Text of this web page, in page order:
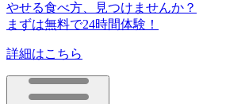
やせる食べ方、見つけませんか？
まずは無料で24時間体験！
詳細はこちら